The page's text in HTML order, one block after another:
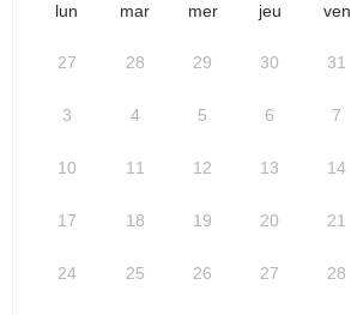
lun mar mer jeu ven
27 28 29 30 31
3 4 5 6 7
10 11 12 13 14
17 18 19 20 21
24 25 26 27 28